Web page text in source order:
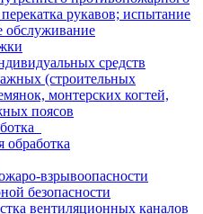
рукавов; испытание
обслуживание
средств
(строительных
монтерских когтей,
поясов
обработка
взрывоопасности
безопасности
вентиляционных каналов